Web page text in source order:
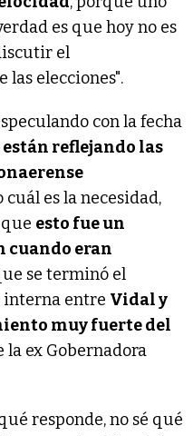
es que hoy no es
el
las elecciones".
con la fecha
están reflejando las
es la necesidad,
esto fue un
cuando eran
se terminó el
interna entre Vidal y
muy fuerte del
la ex Gobernadora
responde, no sé qué